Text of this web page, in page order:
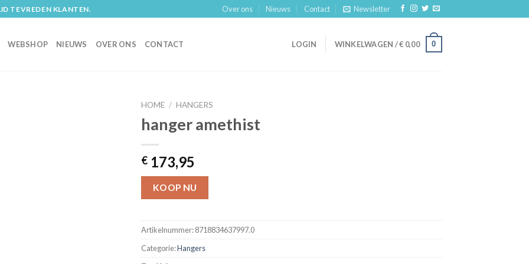
TEVREDEN KLANTEN. Over ons Nieuws Contact Newsletter
WEBSHOP NIEUWS OVER ONS CONTACT LOGIN WINKELWAGEN /€ 0,00 0
HOME / HANGERS
hanger amethist
€ 173,95
KOOP NU
Artikelnummer:8718834637997.0
Categorie:Hangers